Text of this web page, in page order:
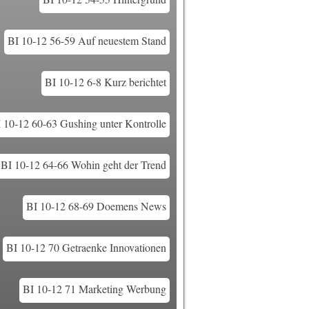
BI 10-12 56-59 Auf neuestem Stand
BI 10-12 6-8 Kurz berichtet
12 60-63 Gushing unter Kontrolle
BI 10-12 64-66 Wohin geht der Trend
BI 10-12 68-69 Doemens News
BI 10-12 70 Getraenke Innovationen
BI 10-12 71 Marketing Werbung